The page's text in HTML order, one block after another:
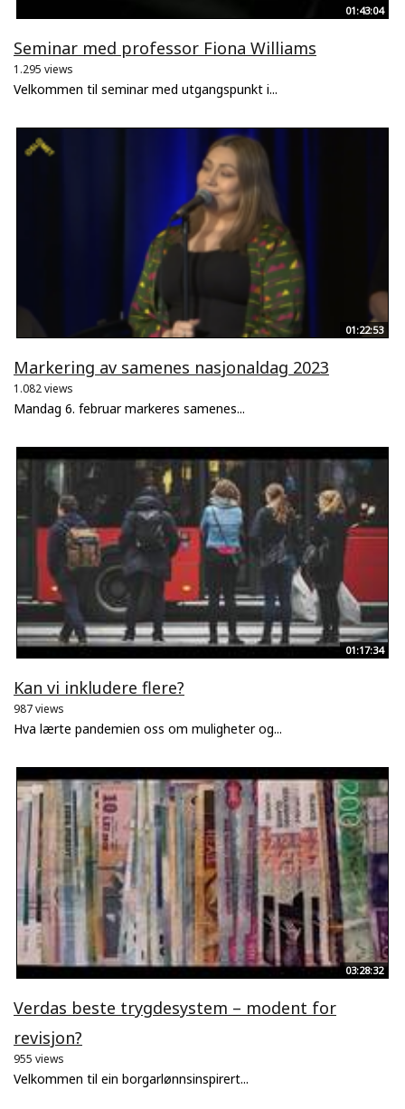
01:43:04
Seminar med professor Fiona Williams
1.295 views
Velkommen til seminar med utgangspunkt i...
01:22:53
Markering av samenes nasjonaldag 2023
1.082 views
Mandag 6. februar markeres samenes...
01:17:34
Kan vi inkludere flere?
987 views
Hva lærte pandemien oss om muligheter og...
03:28:32
Verdas beste trygdesystem – modent for
revisjon?
955 views
Velkommen til ein borgarlønnsinspirert...